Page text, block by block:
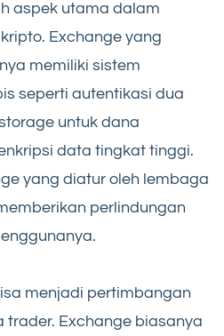
aspek utama dalam
Exchange yang
memiliki sistem
seperti autentikasi dua
untuk dana
data tingkat tinggi.
yang diatur oleh lembaga
perlindungan
menjadi pertimbangan
trader. Exchange biasanya